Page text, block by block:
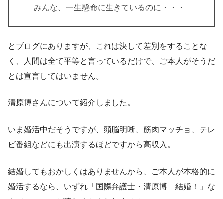
みんな、一生懸命に生きているのに・・・
とブログにありますが、これは決して差別をすることな
く、人間は全て平等と言っているだけで、ご本人がそうだ
とは宣言してはいません。
清原博さんについて紹介しました。
いま婚活中だそうですが、頭脳明晰、筋肉マッチョ、テレ
ビ番組などにも出演するほどですから高収入。
結婚してもおかしくはありませんから、ご本人が本格的に
婚活するなら、いずれ「国際弁護士・清原博 結婚！」な